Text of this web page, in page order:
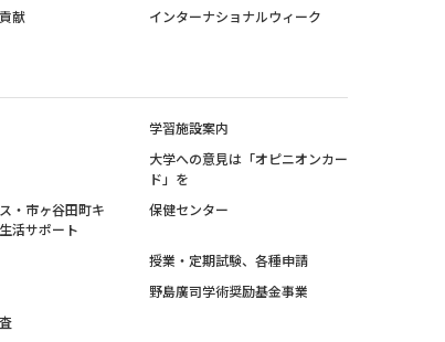
献 インターナショナルウィーク
学習施設案内
大学への意見は「オピニオンカー
ド」を
・市ヶ谷田町キ
活サポート
保健センター
授業・定期試験、各種申請
野島廣司学術奨励基金事業